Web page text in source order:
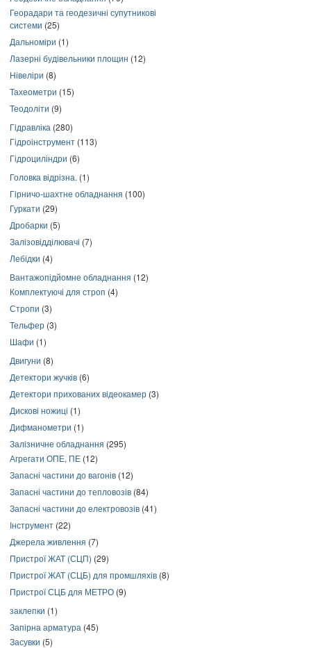
Георадари та геодезичні супутникові
системи (25)
Дальноміри (1)
Лазерні будівельники площин (12)
Нівеліри (8)
Тахеометри (15)
Теодоліти (9)
Гідравліка (280)
Гідроінструмент (113)
Гідроциліндри (6)
Головка відрізна. (1)
Гірничо-шахтне обладнання (100)
Гуркати (29)
Дробарки (5)
Залізовідділювачі (7)
Лебідки (4)
Вантажопідйомне обладнання (12)
Комплектуючі для строп (4)
Стропи (3)
Тельфер (3)
Шафи (1)
Двигуни (8)
Детектори жучків (6)
Детектори прихованих відеокамер (3)
Дискові ножиці (1)
Дифманометри (1)
Залізничне обладнання (295)
Агрегати ОПЕ, ПЕ (12)
Запасні частини до вагонів (12)
Запасні частини до тепловозів (84)
Запасні частини до електровозів (41)
Інструмент (22)
Джерела живлення (7)
Пристрої ЖАТ (СЦП) (29)
Пристрої ЖАТ (СЦБ) для промшляхів (8)
Пристрої СЦБ для МЕТРО (9)
заклепки (1)
Запірна арматура (45)
Засувки (5)